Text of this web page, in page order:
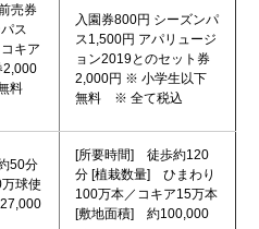
売券
ス
キア
2,000
料
入園券800円 シーズンパ
ス1,500円 アパリュージ
ョン2019とのセット券
2,000円 ※ 小学生以下
無料 ※ 全て税込
50分
球使
[所要時間] 徒歩約120
分 [植栽数量] ひまわり
100万本／コキア15万本
[敷地面積] 約100,000